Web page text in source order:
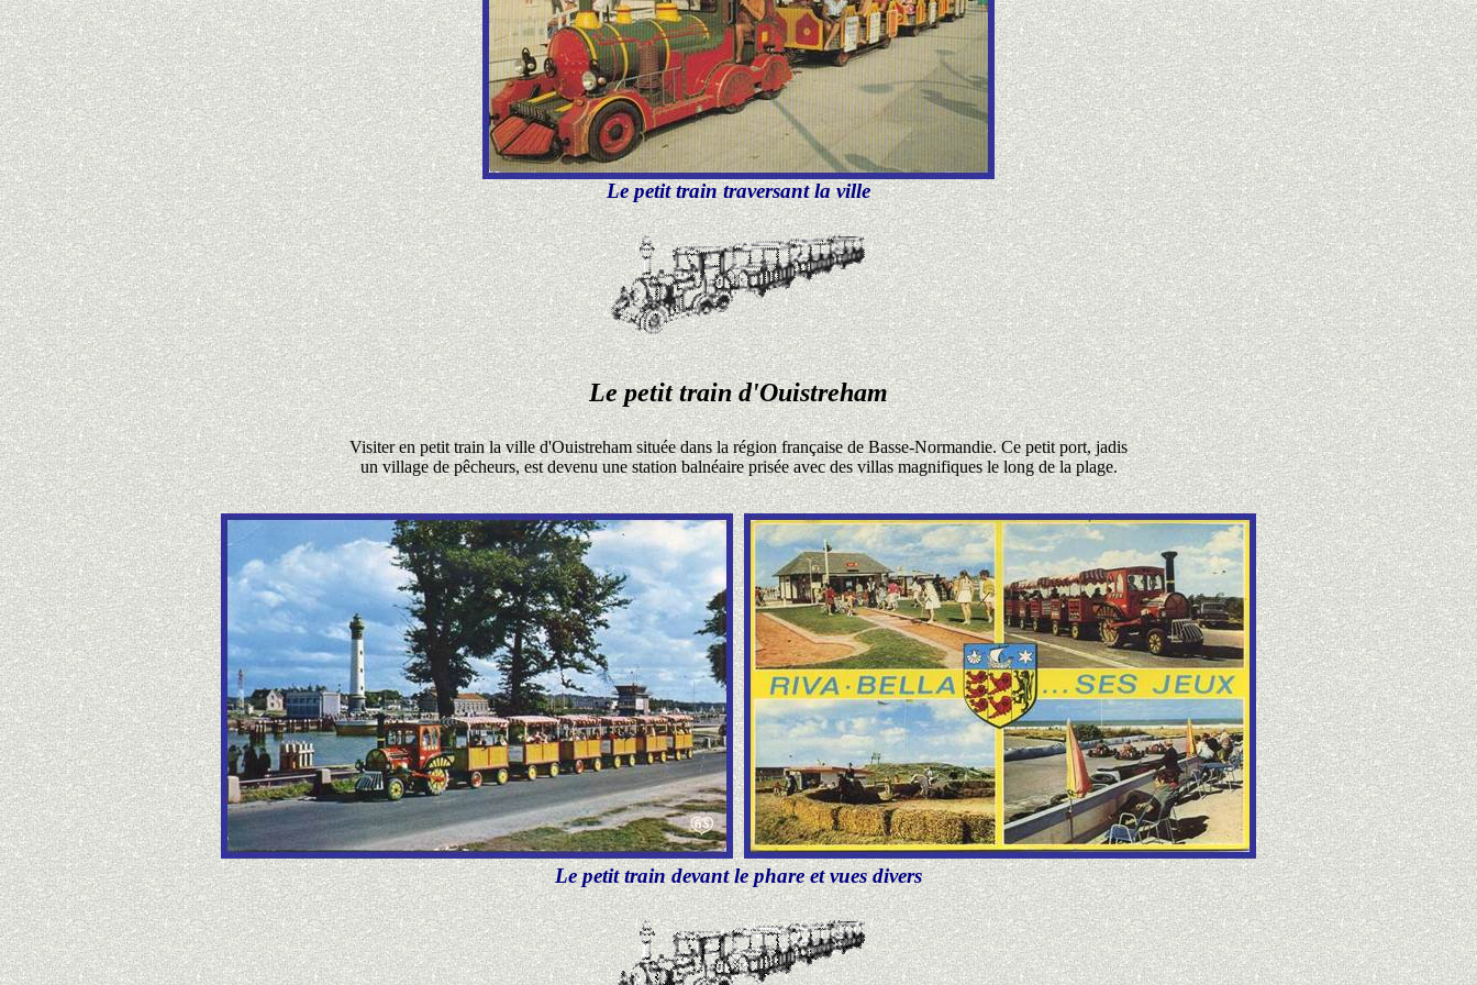
Le petit train traversant la ville
Le petit train d'Ouistreham
Visiter en petit train la ville d'Ouistreham située dans la région française de Basse-Normandie. Ce petit port, jadis
un village de pêcheurs, est devenu une station balnéaire prisée avec des villas magnifiques le long de la plage.
Le petit train devant le phare et vues divers